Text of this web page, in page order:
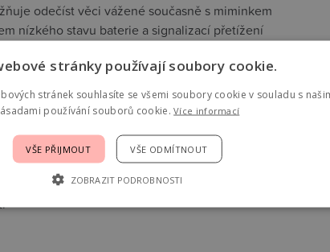
odečíst věci vážené současně s miminkem
nízkého stavu baterie a signalizací přetížení
převržení váhy
cm
20 kg
stránky používají soubory cookie.
stránek souhlasíte se všemi soubory cookie v souladu s
používání souborů cookie.Více informací
VŠE PŘIJMOUT VŠE ODMÍTNOUT
ZOBRAZIT PODROBNOSTI